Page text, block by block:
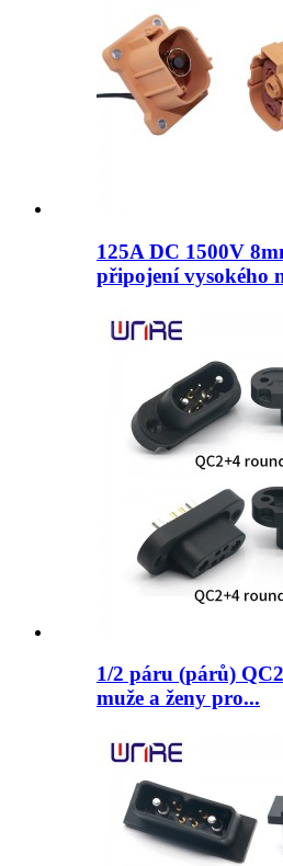
125A DC 1500V
připojení vysokého
1/2 páru (párů)
muže a ženy pro...